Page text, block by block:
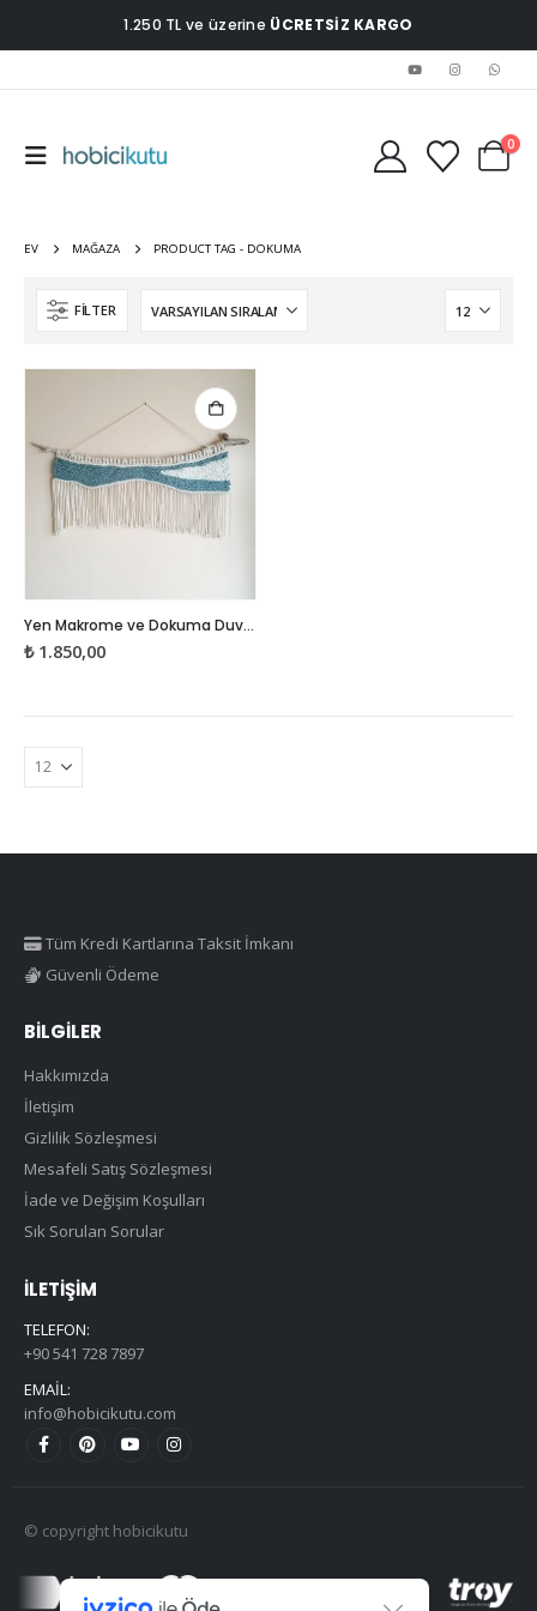
1.250 TL ve üzerine ÜCRETSİZ KARGO
0
EV MAĞAZA PRODUCT TAG - DOKUMA
FILTER
Yen Makrome ve Dokuma Duvar Süsü
₺1.850,00
Tüm Kredi Kartlarına Taksit İmkanı
Güvenli Ödeme
BILGILER
Hakkımızda
İletişim
Gizlilik Sözleşmesi
Mesafeli Satış Sözleşmesi
İade ve Değişim Koşulları
Sık Sorulan Sorular
İLETIŞIM
TELEFON:
+90 541 728 7897
EMAIL:
info@hobicikutu.com
© copyright hobicikutu